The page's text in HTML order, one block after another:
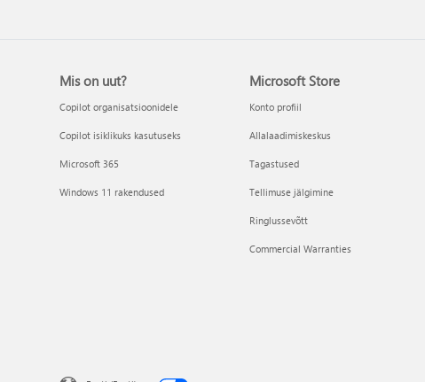
Mis on uut?
Copilot organisatsioonidele
Copilot isiklikuks kasutuseks
Microsoft 365
Windows 11 rakendused
Microsoft Store
Konto profiil
Allalaadimiskeskus
Tagastused
Tellimuse jälgimine
Ringlussevõtt
Commercial Warranties